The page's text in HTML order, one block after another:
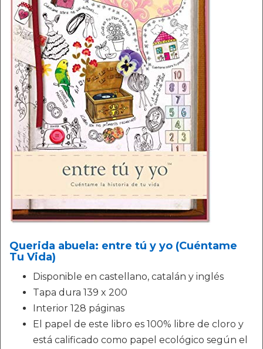
Querida abuela: entre tú y yo (Cuéntame
Tu Vida)
Disponible en castellano, catalán y inglés
Tapa dura 139 x 200
Interior 128 páginas
El papel de este libro es 100% libre de cloro y
está calificado como papel ecológico según el